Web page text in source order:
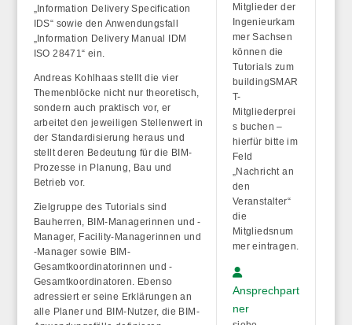
„Information Delivery Specification
IDS“ sowie den Anwendungsfall
„Information Delivery Manual IDM
ISO 28471“ ein.
Andreas Kohlhaas stellt die vier
Themenblöcke nicht nur theoretisch,
sondern auch praktisch vor, er
arbeitet den jeweiligen Stellenwert in
der Standardisierung heraus und
stellt deren Bedeutung für die BIM-
Prozesse in Planung, Bau und
Betrieb vor.
Zielgruppe des Tutorials sind
Bauherren, BIM-Managerinnen und -
Manager, Facility-Managerinnen und
-Manager sowie BIM-
Gesamtkoordinatorinnen und -
Gesamtkoordinatoren. Ebenso
adressiert er seine Erklärungen an
alle Planer und BIM-Nutzer, die BIM-
Mitglieder der
Ingenieurkam
mer Sachsen
können die
Tutorials zum
buildingSMAR
T-
Mitgliederprei
s buchen –
hierfür bitte im
Feld
„Nachricht an
den
Veranstalter“
die
Mitgliedsnum
mer eintragen.
Ansprechpart
ner